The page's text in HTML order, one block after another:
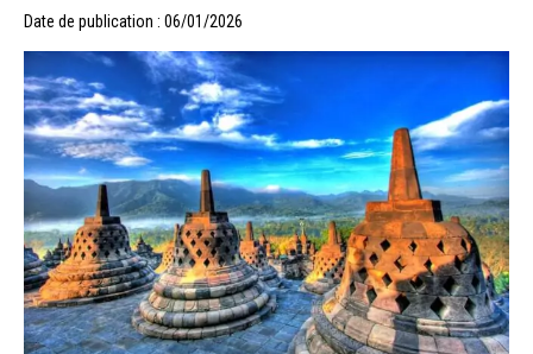
Date de publication : 06/01/2026